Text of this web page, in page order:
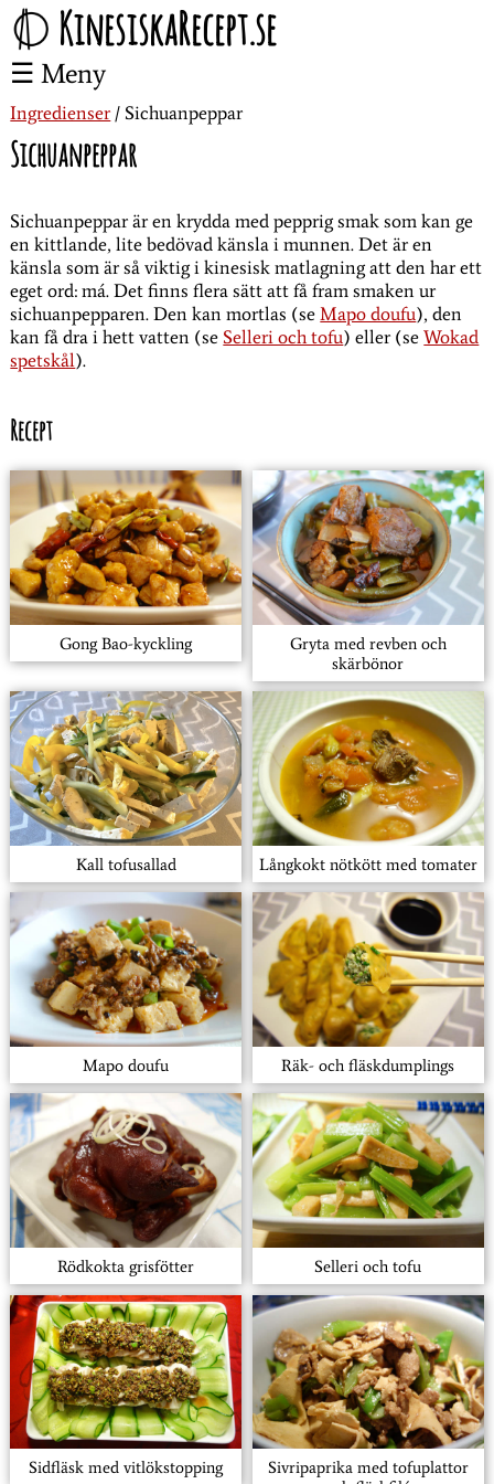
KinesiskaRecept.se
Meny
Ingredienser Sichuanpeppar
Sichuanpeppar
Sichuanpeppar är en krydda med pepprig smak som kan ge
en kittlande, lite bedövad känsla i munnen. Det är en
känsla som är så viktig i kinesisk matlagning att den har ett
eget ord: má. Det finns flera sätt att få fram smaken ur
sichuanpepparen. Den kan mortlas (seMapo doufu), den
kan få dra i hett vatten (se Selleri och tofu) eller (seWokad
spetskål).
Recept
Gong Bao-kyckling
Gryta med revben och
skärbönor
Kall tofusallad Långkokt nötkött med tomater
Mapo doufu Räk- och fläskdumplings
Rödkokta grisfötter Selleri och tofu
Sidfläsk med vitlökstopping
Sivripaprika med tofuplattor